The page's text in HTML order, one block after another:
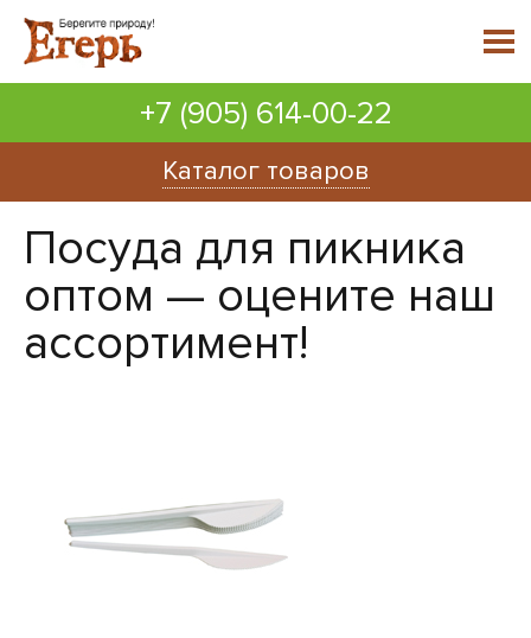
+7 (905) 614-00-22
Каталог товаров
Посуда для пикника
оптом — оцените наш
ассортимент!